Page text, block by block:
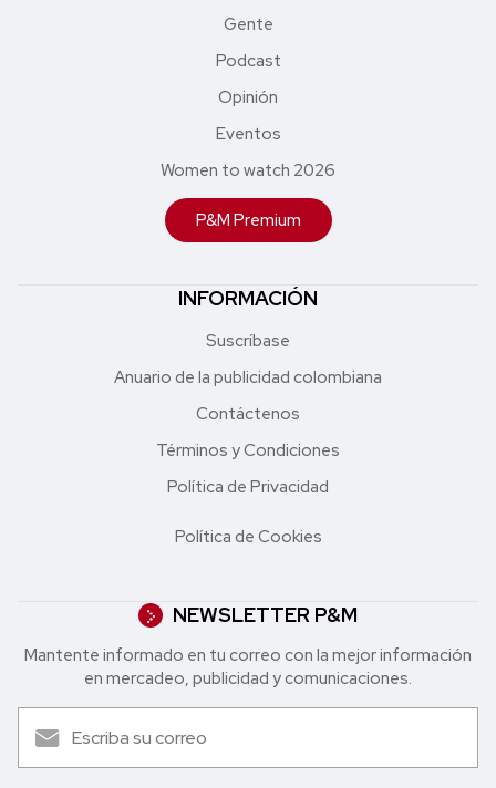
Gente
Podcast
Opinión
Eventos
Women to watch 2026
P&M Premium
INFORMACIÓN
Suscríbase
Anuario de la publicidad colombiana
Contáctenos
Términos y Condiciones
Política de Privacidad
Política de Cookies
NEWSLETTER P&M
Mantente informado en tu correo con la mejor in formación
en mercadeo, publicidad y comunicaciones.